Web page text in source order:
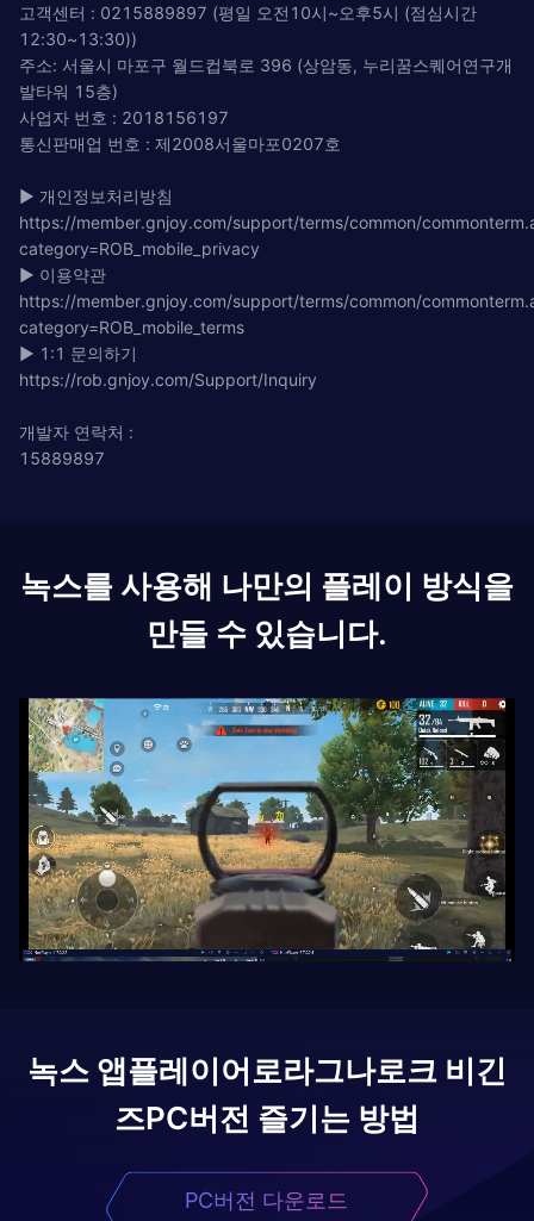
고객센터 : 0215889897 (평일 오전10시~오후5시 (점심시간
12:30~13:30))
주소: 서울시 마포구 월드컵북로 396 (상암동, 누리꿈스퀘어연구개
발타워 15층)
사업자 번호 : 2018156197
통신판매업 번호 : 제2008서울마포0207호
▶ 개인정보처리방침
https://member.gnjoy.com/support/terms/common/
category=ROB_mobile_privacy
▶ 이용약관
https://member.gnjoy.com/support/terms/common/
category=ROB_mobile_terms
▶ 1:1 문의하기
https://rob.gnjoy.com/Support/Inquiry
개발자 연락처 :
15889897
녹스를 사용해 나만의 플레이 방식을
만들 수 있습니다.
녹스 앱플레이어로라그나로크 비긴
즈PC버전 즐기는 방법
PC버전 다운로드